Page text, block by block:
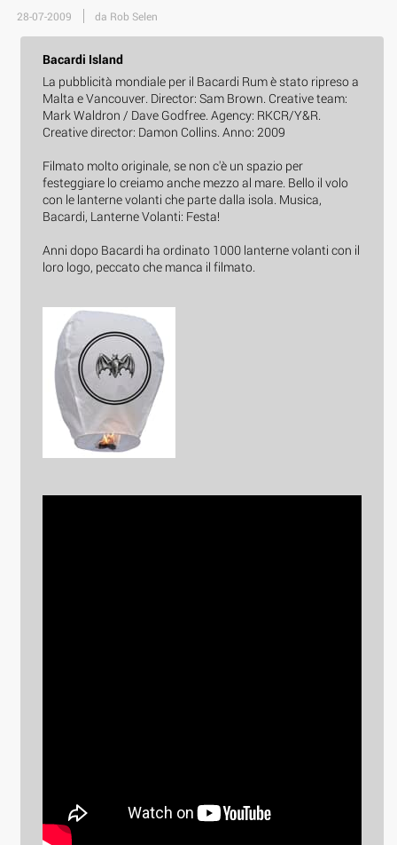
28-07-2009 da Rob Selen
Bacardi Island
La pubblicità mondiale per il Bacardi Rum è stato ripreso a
Malta e Vancouver. Director: Sam Brown. Creative team:
Mark Waldron / Dave Godfree. Agency: RKCR/Y&R.
Creative director: Damon Collins. Anno: 2009
Filmato molto originale, se non c'è un spazio per
festeggiare lo creiamo anche mezzo al mare. Bello il volo
con le lanterne volanti che parte dalla isola. Musica,
Bacardi, Lanterne Volanti: Festa!
Anni dopo Bacardi ha ordinato 1000 lanterne volanti con il
loro logo, peccato che manca il filmato.